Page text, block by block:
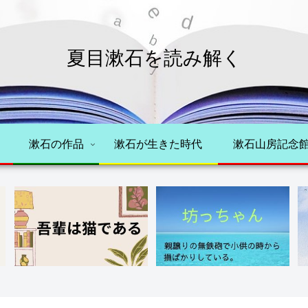
夏目漱石を読み解く
漱石の作品 漱石が生きた時代 漱石山房記念